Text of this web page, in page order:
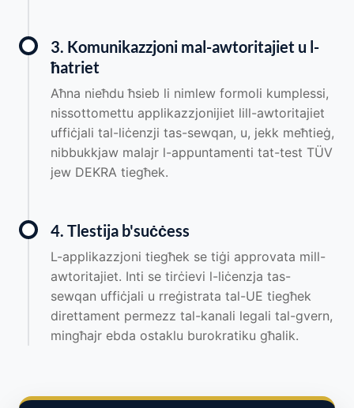
3. Komunikazzjoni mal-awtoritajiet u l-
ħatriet
Aħna nieħdu ħsieb li nimlew formoli kumplessi,
nissottomettu applikazzjonijiet lill-awtoritajiet
uffiċjali tal-liċenzji tas-sewqan, u, jekk meħtieġ,
nibbukkjaw malajr l-appuntamenti tat-test TÜV
jew DEKRA tiegħek.
4. Tlestija b'suċċess
L-applikazzjoni tiegħek se tiġi approvata mill-
awtoritajiet. Inti se tirċievi l-liċenzja tas-
sewqan uffiċjali u rreġistrata tal-UE tiegħek
direttament permezz tal-kanali legali tal-gvern,
mingħajr ebda ostaklu burokratiku għalik.